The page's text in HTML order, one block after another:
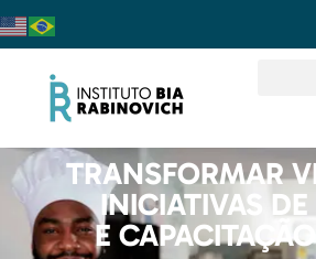
TRANSFORMAR
INICIATIVAS
E